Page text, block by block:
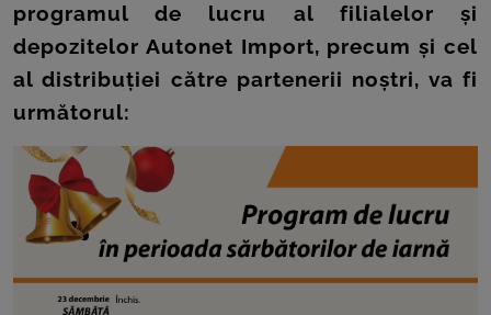
CARIERE
DOCUMENTE
UTILE
CSR
PRESS
ROOM
CONTACT
programul de lucru al filialelor și
depozitelor Autonet Import, precum și cel
al distribuției către partenerii noștri, va fi
următorul: